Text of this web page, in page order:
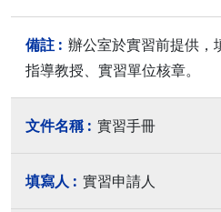
辦公室於實習前提供，
指導教授、實習單位核章。
實習手冊
實習申請人